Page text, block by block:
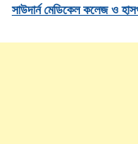
সাউদার্ন মেডিকেল কলেজ ও